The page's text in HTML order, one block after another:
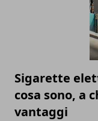
Sigarette
cosa sono, a
vantaggi